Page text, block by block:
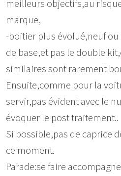
meilleurs objectifs,au
marque,
-boitier plus évolué,neuf ou
de base,et pas le double
similaires sont rarement
Ensuite,comme pour la
servir,pas évident avec le
évoquer le post traitement..
Si possible,pas de caprice
ce moment.
Parade:se faire